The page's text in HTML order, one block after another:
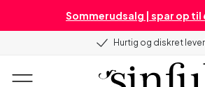
Sommerudsalg | spar op til
Hurtig og diskret